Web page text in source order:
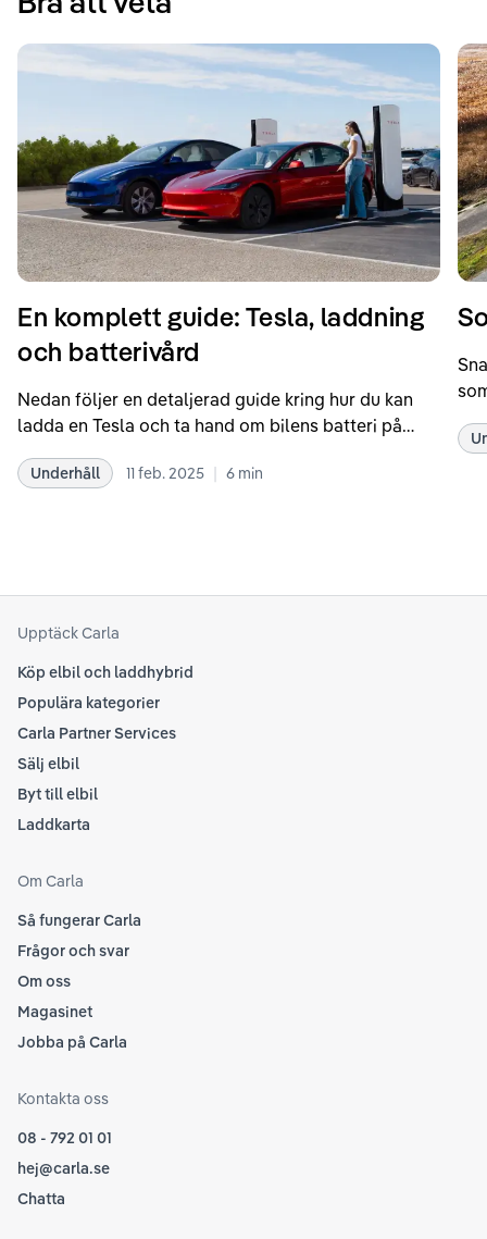
En komplett guide: Tesla, laddning
och batterivård
Nedan följer en detaljerad guide kring hur du kan
ladda en Tesla och ta hand om bilens batteri på
rekommendationer samt våra egna erfarenheter
Underhåll 11 feb. 2025 | 6 min
att
Upptäck Carla
Köp elbil och laddhybrid
Populära kategorier
Carla Partner Services
Sälj elbil
Byt till elbil
Laddkarta
Om Carla
Så fungerar Carla
Frågor och svar
Om oss
Magasinet
Jobba på Carla
Kontakta oss
08 - 792 01 01
hej@carla.se
Chatta